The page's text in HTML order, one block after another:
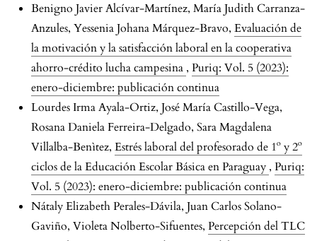
Benigno Javier Alcívar-Martínez, María Judith Carranza-
Anzules, Yessenia Johana Márquez-Bravo, Evaluación de
la motivación y la satisfacción laboral en la cooperativa
ahorro-crédito lucha campesina , Puriq: Vol. 5 (2023):
enero-diciembre: publicación continua
Lourdes Irma Ayala-Ortiz, José María Castillo-Vega,
Rosana Daniela Ferreira-Delgado, Sara Magdalena
Villalba-Benìtez, Estrés laboral del profesorado de 1º y 2º
ciclos de la Educación Escolar Básica en Paraguay , Puriq:
Vol. 5 (2023): enero-diciembre: publicación continua
Nátaly Elizabeth Perales-Dávila, Juan Carlos Solano-
Gaviño, Violeta Nolberto-Sifuentes, Percepción del TLC